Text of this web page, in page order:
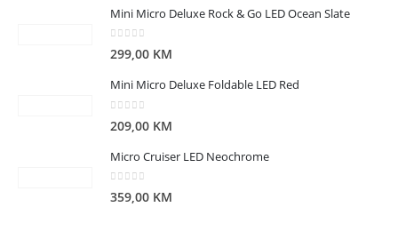
Mini Micro Deluxe Rock & Go LED Ocean Slate
0 out of 5
299,00 KM
Mini Micro Deluxe Foldable LED Red
209,00 KM
Micro Cruiser LED Neochrome
0out of 5
359,00 KM